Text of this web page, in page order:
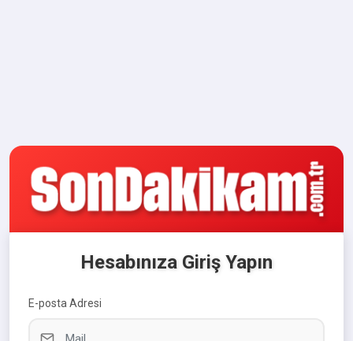
Hesabınıza Giriş Yapın
E-posta Adresi